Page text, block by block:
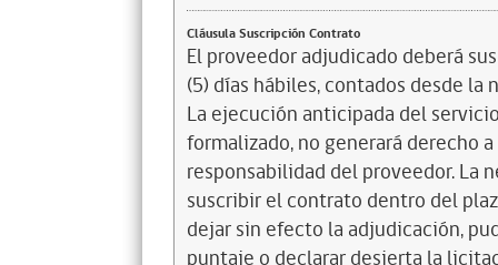
Cláusula Suscripción Contrato
El proveedor adjudicado deberá
(5) días hábiles, contados desde
La ejecución anticipada del
formalizado, no generará derecho
responsabilidad del proveedor. La
suscribir el contrato dentro del
dejar sin efecto la adjudicación,
puntaje o declarar desierta la